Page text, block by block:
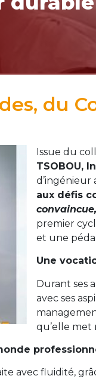
du
Issue du
TSOBOU,
d’ingénieur
aux défis
premier
et une
Une
Durant ses
avec ses
qu’elle met
avec fluidité,